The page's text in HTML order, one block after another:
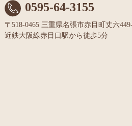
0595-64-3155
〒518-0465 三重県名張市赤目町丈六
近鉄大阪線赤目口駅から徒歩5分